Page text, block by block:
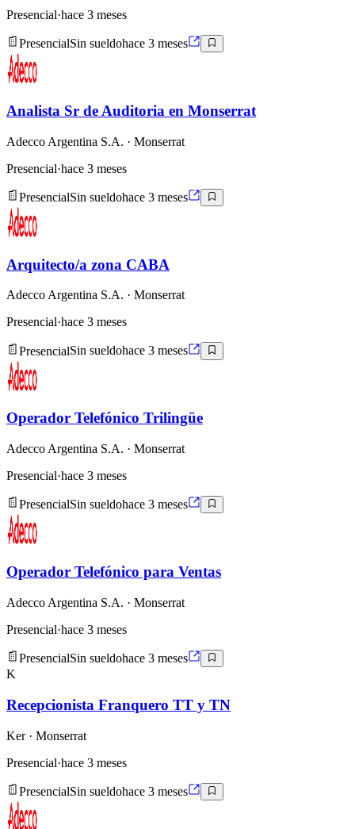
Presencial·hace 3 meses
PresencialSin sueldohace 3 meses
Analista Sr de Auditoria en Monserrat
Adecco Argentina S.A. · Monserrat
Presencial·hace 3 meses
PresencialSin sueldohace 3 meses
Arquitecto/a zona CABA
Adecco Argentina S.A. · Monserrat
Presencial·hace 3 meses
PresencialSin sueldohace 3 meses
Operador Telefónico Trilingüe
Adecco Argentina S.A. · Monserrat
Presencial·hace 3 meses
PresencialSin sueldohace 3 meses
Operador Telefónico para Ventas
Adecco Argentina S.A. · Monserrat
Presencial·hace 3 meses
PresencialSin sueldohace 3 meses
K
Recepcionista Franquero TT y TN
Ker· Monserrat
Presencial·hace 3 meses
PresencialSin sueldohace 3 meses